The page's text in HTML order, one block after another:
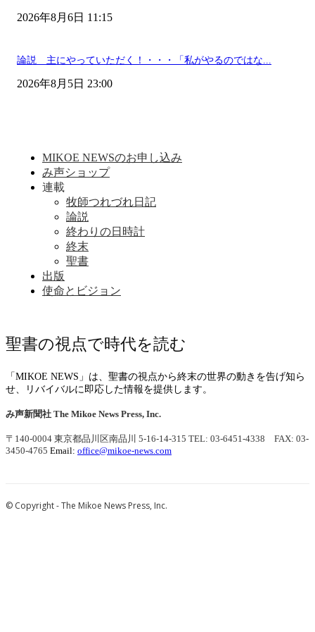
2026年8月6日 11:15
論説 主にやっていただく！・・・「私がやるのではな...
2026年8月5日 23:00
MIKOE NEWSのお申し込み
み声ショップ
連載
牧師つれづれ日記
論説
終わりの日時計
終末
聖書
出版
使命とビジョン
聖書の視点で時代を読む
「MIKOE NEWS」は、聖書の視点から終末の世界の動きを告げ知ら
せ、リバイバルに即応した情報を提供します。
み声新聞社 The Mikoe News Press, Inc.
〒140-0004 東京都品川区南品川 5-16-14-315 TEL: 03-6451-4338 FAX: 03-
3450-4765 Email: office@mikoe-news.com
© Copyright - The Mikoe News Press, Inc.